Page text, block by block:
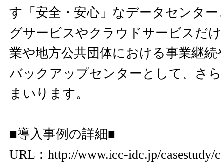
す「安全・安心」なデータセンタ
グサービスやクラウドサービスだ
業や地方公共団体における事業継
バックアップセンターとして、さ
まいります。
■導入事例の詳細■
URL： http://www.icc-idc.jp/casestudy/